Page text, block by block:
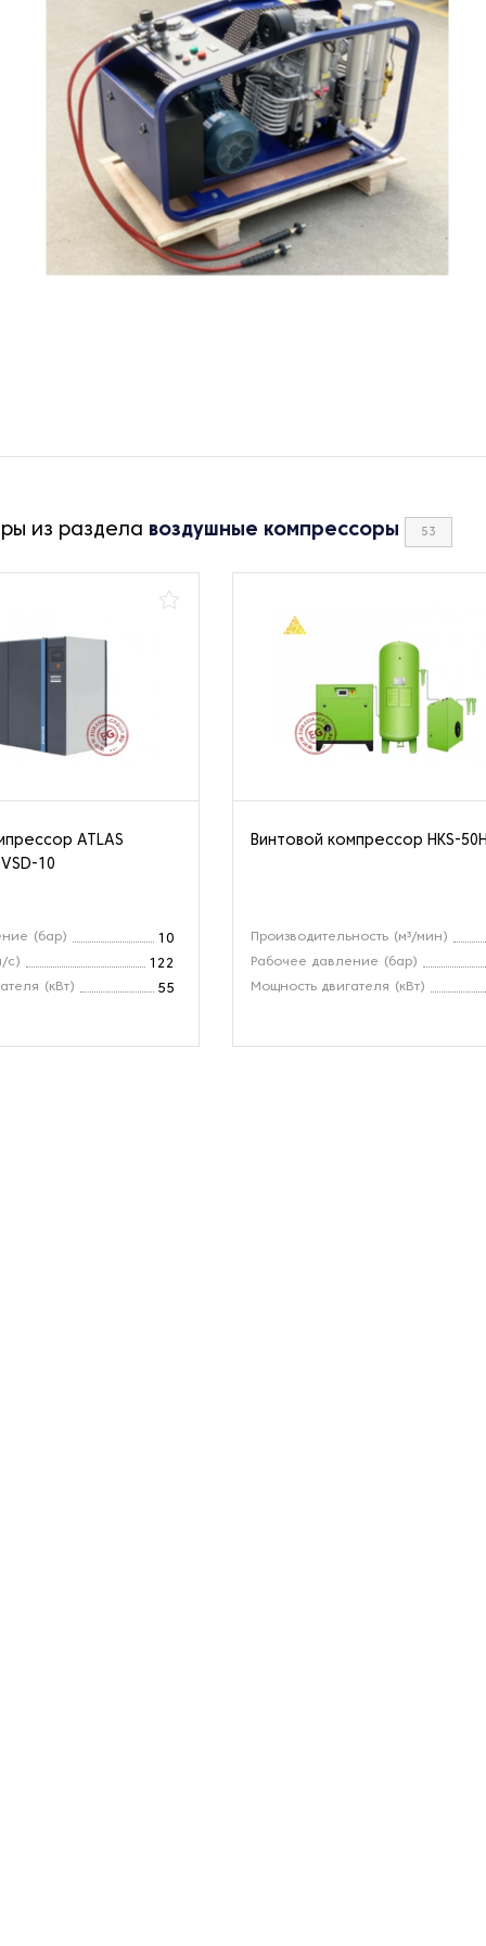
из раздела воздушные компрессоры 53
ATLAS
10
(бар)
10
с)
122
(кВт)
55
Винтовой компрессор HKS-
Производительность (м³/мин)
Рабочее давление (бар)
Мощность двигателя (кВт)